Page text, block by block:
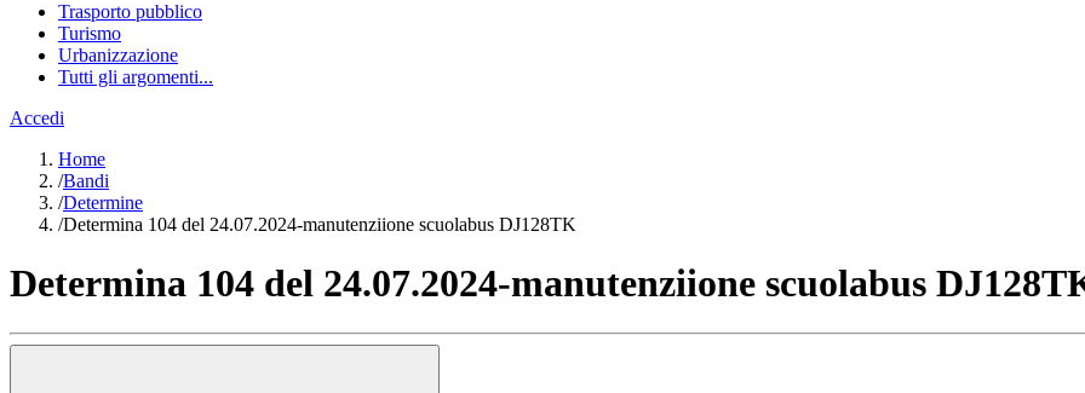
Trasporto pubblico
Turismo
Urbanizzazione
Tutti gli argomenti...
Accedi
Home
/Bandi
/Determine
/Determina 104 del 24.07.2024-manutenziione scuolabus DJ128TK
Determina 104 del 24.07.2024-manutenziione scuolabus